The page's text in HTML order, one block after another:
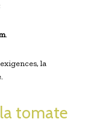
.
la
tomate